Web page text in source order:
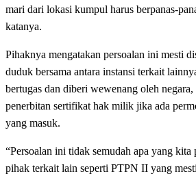
mari dari lokasi kumpul harus berpanas-
katanya.
Pihaknya mengatakan persoalan ini mesti
duduk bersama antara instansi terkait
bertugas dan diberi wewenang oleh
penerbitan sertifikat hak milik jika ada
yang masuk.
“Persoalan ini tidak semudah apa yang
pihak terkait lain seperti PTPN II yang